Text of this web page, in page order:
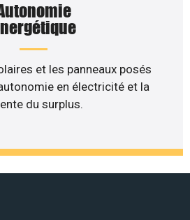
et les panneaux posés
en électricité et la
du surplus.